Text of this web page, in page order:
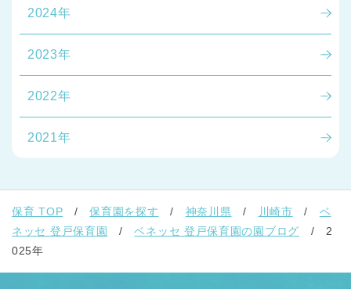
2024年
2023年
2022年
2021年
保育 TOP 保育園を探す 神奈川県 川崎市
ベ
ネッセ 登戸保育園
ベネッセ 登戸保育園の園ブログ
2
025年